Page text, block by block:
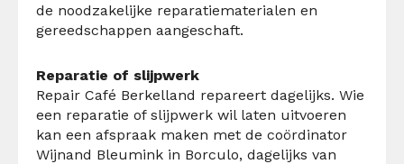
de noodzakelijke reparatiematerialen en
gereedschappen aangeschaft.
Reparatie of slijpwerk
Repair Café Berkelland repareert dagelijks. Wie
een reparatie of slijpwerk wil laten uitvoeren
kan een afspraak maken met de coördinator
Wijnand Bleumink in Borculo, dagelijks van